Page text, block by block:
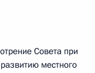
Совета при
местного